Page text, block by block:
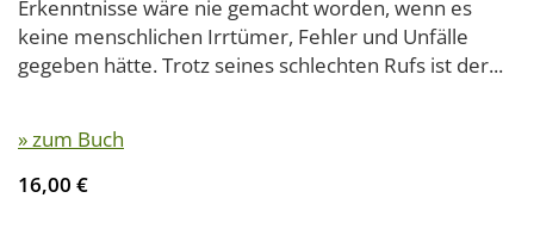
Erkenntnisse wäre nie gemacht worden, wenn es
keine menschlichen Irrtümer, Fehler und Unfälle
gegeben hätte. Trotz seines schlechten Rufs ist der...
» zum Buch
16,00 €